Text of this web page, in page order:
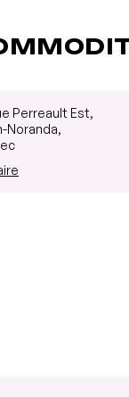
Perreault Est,
Noranda,